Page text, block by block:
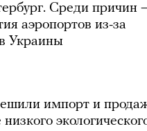
Среди причин
аэропортов из-за
Украины
импорт и